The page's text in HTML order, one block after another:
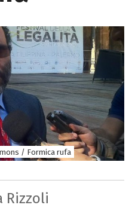
/ Formica rufa
Rizzoli